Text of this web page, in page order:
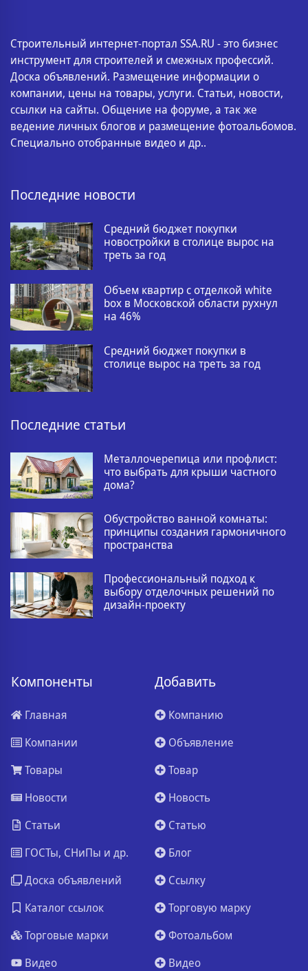
Строительный интернет-портал SSA.RU - это бизнес
инструмент для строителей и смежных профессий.
Доска объявлений. Размещение информации о
компании, цены на товары, услуги. Статьи, новости,
ссылки на сайты. Общение на форуме, а так же
ведение личных блогов и размещение фотоальбомов.
Специально отобранные видео и др..
Последние новости
Средний бюджет покупки
новостройки в столице вырос на
треть за год
Объем квартир с отделкой white
box в Московской области рухнул
на 46%
Средний бюджет покупки в
столице вырос на треть за год
Последние статьи
Металлочерепица или профлист:
что выбрать для крыши частного
дома?
Обустройство ванной комнаты:
принципы создания гармоничного
пространства
Профессиональный подход к
выбору отделочных решений по
дизайн-проекту
Компоненты
Главная
Компании
Товары
Новости
Статьи
ГОСТы, СНиПы и др.
Доска объявлений
Каталог ссылок
Торговые марки
Видео
Добавить
Компанию
Объявление
Товар
Новость
Статью
Блог
Ссылку
Торговую марку
Фотоальбом
Видео